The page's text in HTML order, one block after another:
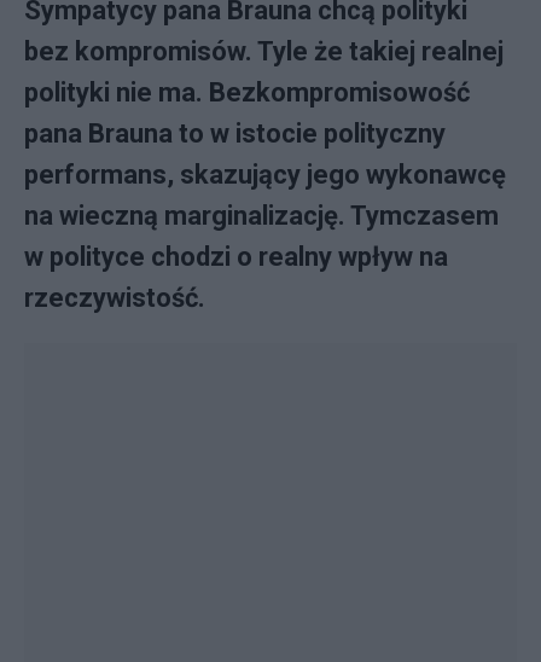
Sympatycy pana Brauna chcą polityki
bez kompromisów. Tyle że takiej realnej
polityki nie ma. Bezkompromisowość
pana Brauna to w istocie polityczny
performans, skazujący jego wykonawcę
na wieczną marginalizację. Tymczasem
w polityce chodzi o realny wpływ na
rzeczywistość.